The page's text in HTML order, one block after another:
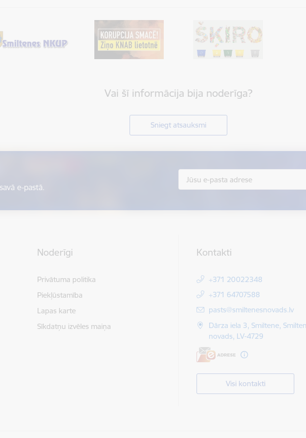
Vai šī informācija bija noderīga?
Sniegt atsauksmi
e-pastā.
Noderīgi
Privātuma politika
Piekļūstamība
Lapas karte
Sīkdatņu izvēles maiņa
Kontakti
+371 20022348
+371 64707588
E-pasts:
pasts@smiltenesnovads.lv
Dārza iela 3, Smiltene,
novads, LV-4729
Visi kontakti